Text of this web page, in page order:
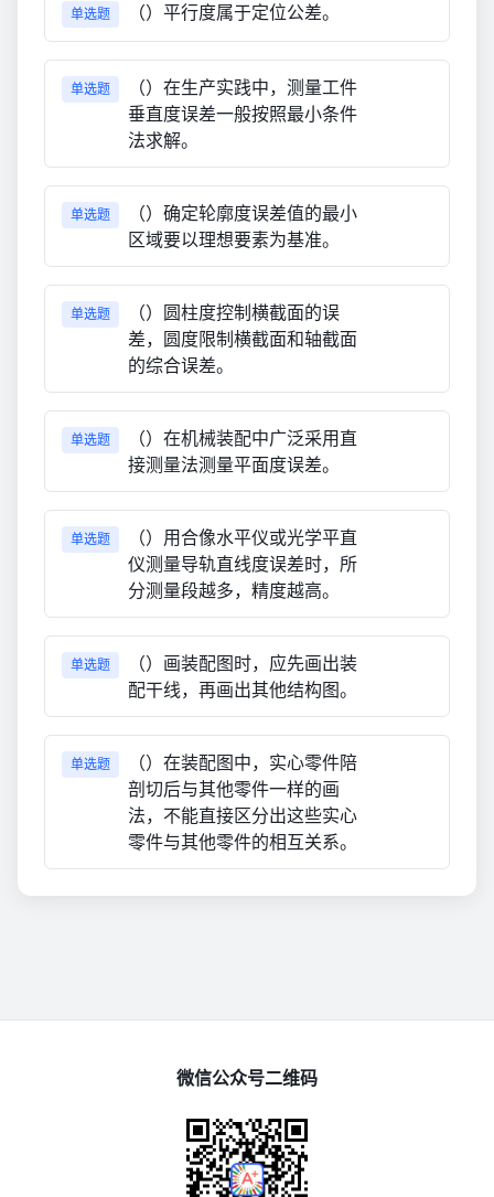
单选题 （）平行度属于定位公差。
单选题
（）在生产实践中，测量工件
垂直度误差一般按照最小条件
法求解。
单选题
（）确定轮廓度误差值的最小
区域要以理想要素为基准。
单选题
（）圆柱度控制横截面的误
差，圆度限制横截面和轴截面
的综合误差。
单选题
（）在机械装配中广泛采用直
接测量法测量平面度误差。
单选题
（）用合像水平仪或光学平直
仪测量导轨直线度误差时，所
分测量段越多，精度越高。
单选题
（）画装配图时，应先画出装
配干线，再画出其他结构图。
单选题
（）在装配图中，实心零件陪
剖切后与其他零件一样的画
法，不能直接区分出这些实心
零件与其他零件的相互关系。
微信公众号二维码